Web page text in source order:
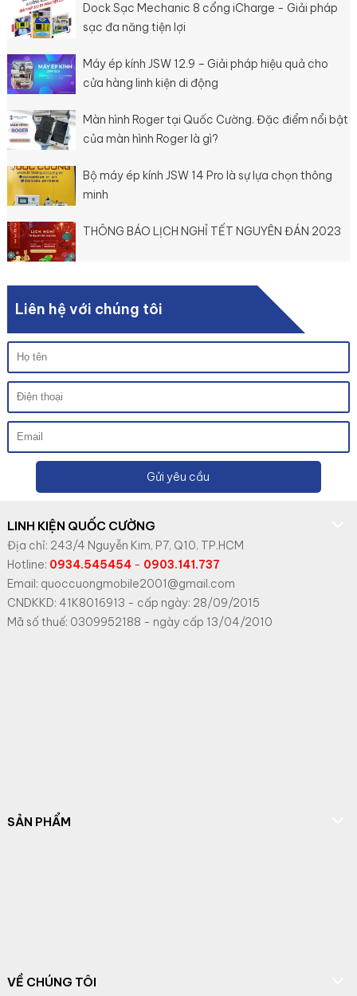
Dock Sạc Mechanic 8 cổng iCharge - Giải pháp
sạc đa năng tiện lợi
Máy ép kính JSW 12.9 – Giải pháp hiệu quả cho
cửa hàng linh kiện di động
Màn hình Roger tại Quốc Cường. Đặc điểm nổi bật
của màn hình Roger là gì?
Bộ máy ép kính JSW 14 Pro là sự lựa chọn thông
minh
THÔNG BÁO LỊCH NGHỈ TẾT NGUYÊN ĐÁN 2023
Liên hệ với chúng tôi
Gửi yêu cầu
LINH KIỆN QUỐC CƯỜNG
Địa chỉ: 243/4 Nguyễn Kim, P7, Q10, TP.HCM
Hotline: 0934.545454- 0903.141.737
Email: quoccuongmobile2001@gmail.com
CNDKKD: 41K8016913 - cấp ngày: 28/09/2015
Mã số thuế: 0309952188 - ngày cấp 13/04/2010
SẢN PHẨM
VỀ CHÚNG TÔI